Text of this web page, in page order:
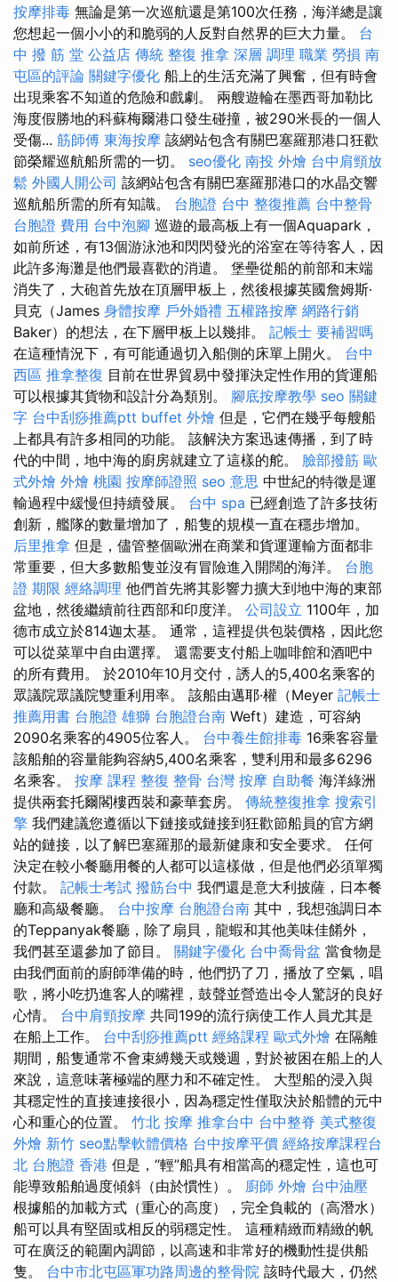
按摩排毒 無論是第一次巡航還是第100次任務，海洋總是讓
您想起一個小小的和脆弱的人反對自然界的巨大力量。 台
中 撥 筋 堂 公益店 傳統 整復 推拿 深層 調理 職業 勞損 南
屯區的評論 關鍵字優化 船上的生活充滿了興奮，但有時會
出現乘客不知道的危險和戲劇。 兩艘遊輪在墨西哥加勒比
海度假勝地的科蘇梅爾港口發生碰撞，被290米長的一個人
受傷... 筋師傅 東海按摩 該網站包含有關巴塞羅那港口狂歡
節榮耀巡航船所需的一切。 seo優化 南投 外燴 台中肩頸放
鬆 外國人開公司 該網站包含有關巴塞羅那港口的水晶交響
巡航船所需的所有知識。 台胞證 台中 整復推薦 台中整骨
台胞證 費用 台中泡腳 巡遊的最高板上有一個Aquapark，
如前所述，有13個游泳池和閃閃發光的浴室在等待客人，因
此許多海灘是他們最喜歡的消遣。 堡壘從船的前部和末端
消失了，大砲首先放在頂層甲板上，然後根據英國詹姆斯·
貝克（James 身體按摩 戶外婚禮 五權路按摩 網路行銷
Baker）的想法，在下層甲板上以幾排。 記帳士 要補習嗎
在這種情況下，有可能通過切入船側的床單上開火。 台中
西區 推拿整復 目前在世界貿易中發揮決定性作用的貨運船
可以根據其貨物和設計分為類別。 腳底按摩教學 seo 關鍵
字 台中刮痧推薦ptt buffet 外燴 但是，它們在幾乎每艘船
上都具有許多相同的功能。 該解決方案迅速傳播，到了時
代的中間，地中海的廚房就建立了這樣的舵。 臉部撥筋 歐
式外燴 外燴 桃園 按摩師證照 seo 意思 中世紀的特徵是運
輸過程中緩慢但持續發展。 台中 spa 已經創造了許多技術
創新，艦隊的數量增加了，船隻的規模一直在穩步增加。
后里推拿 但是，儘管整個歐洲在商業和貨運運輸方面都非
常重要，但大多數船隻並沒有冒險進入開闊的海洋。 台胞
證 期限 經絡調理 他們首先將其影響力擴大到地中海的東部
盆地，然後繼續前往西部和印度洋。 公司設立 1100年，加
德市成立於814迦太基。 通常，這裡提供包裝價格，因此您
可以從菜單中自由選擇。 還需要支付船上咖啡館和酒吧中
的所有費用。 於2010年10月交付，誘人的5,400名乘客的
眾議院眾議院雙重利用率。 該船由邁耶·權（Meyer 記帳士
推薦用書 台胞證 雄獅 台胞證台南 Weft）建造，可容納
2090名乘客的4905位客人。 台中養生館排毒 16乘客容量
該船舶的容量能夠容納5,400名乘客，雙利用和最多6296
名乘客。 按摩 課程 整復 整骨 台灣 按摩 自助餐 海洋綠洲
提供兩套托爾閣樓西裝和豪華套房。 傳統整復推拿 搜索引
擎 我們建議您遵循以下鏈接或鏈接到狂歡節船員的官方網
站的鏈接，以了解巴塞羅那的最新健康和安全要求。 任何
決定在較小餐廳用餐的人都可以這樣做，但是他們必須單獨
付款。 記帳士考試 撥筋台中 我們還是意大利披薩，日本餐
廳和高級餐廳。 台中按摩 台胞證台南 其中，我想強調日本
的Teppanyak餐廳，除了扇貝，龍蝦和其他美味佳餚外，
我們甚至還參加了節目。 關鍵字優化 台中喬骨盆 當食物是
由我們面前的廚師準備的時，他們扔了刀，播放了空氣，唱
歌，將小吃扔進客人的嘴裡，鼓聲並營造出令人驚訝的良好
心情。 台中肩頸按摩 共同199的流行病使工作人員尤其是
在船上工作。 台中刮痧推薦ptt 經絡課程 歐式外燴 在隔離
期間，船隻通常不會束縛幾天或幾週，對於被困在船上的人
來說，這意味著極端的壓力和不確定性。 大型船的浸入與
其穩定性的直接連接很小，因為穩定性僅取決於船體的元中
心和重心的位置。 竹北 按摩 推拿台中 台中整脊 美式整復
外燴 新竹 seo點擊軟體價格 台中按摩平價 經絡按摩課程台
北 台胞證 香港 但是，“輕”船具有相當高的穩定性，這也可
能導致船舶過度傾斜（由於慣性）。 廚師 外燴 台中油壓
根據船的加載方式（重心的高度），完全負載的（高潛水）
船可以具有堅固或相反的弱穩定性。 這種精緻而精緻的帆
可在廣泛的範圍內調節，以高速和非常好的機動性提供船
隻。 台中市北屯區軍功路周邊的整骨院 該時代最大，仍然